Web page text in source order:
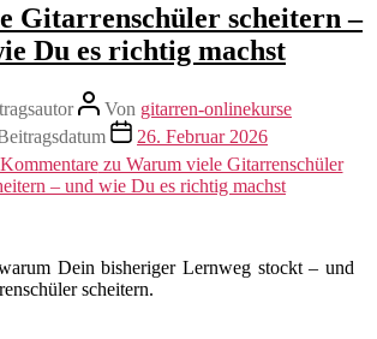
Gitarrenschüler scheitern –
Du es richtig machst
Von gitarren-onlinekurse
26. Februar 2026
zu Warum viele Gitarrenschüler
– und wie Du es richtig machst
Dein bisheriger Lernweg stockt – und
scheitern.